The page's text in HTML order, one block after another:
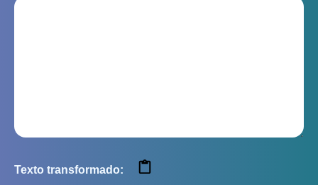
Texto transformado: